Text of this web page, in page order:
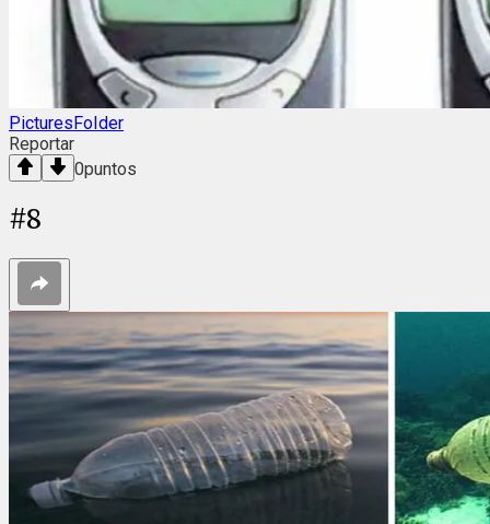
PicturesFoIder
Reportar
0puntos
#8